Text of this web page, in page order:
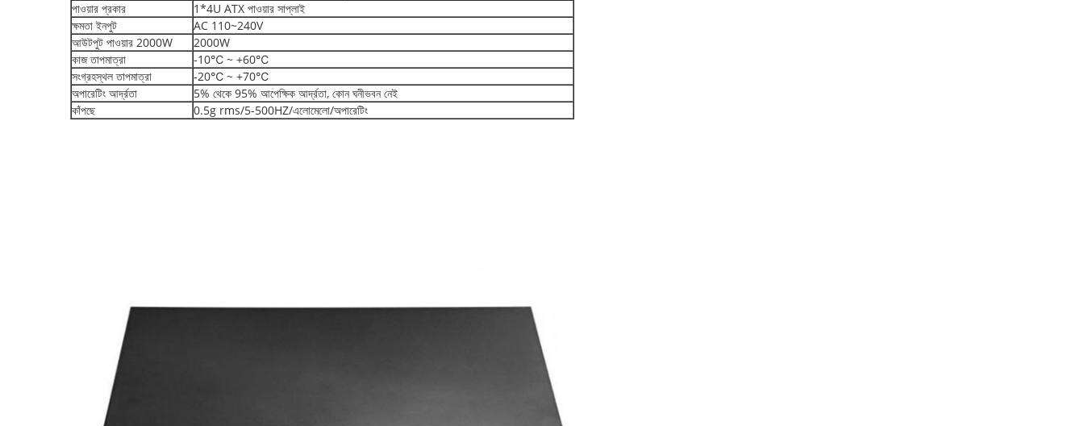
পাওয়ার প্রকার
1*4U ATX পাওয়ার সাপ্লাই
ক্ষমতা ইনপুট
AC 110~240V
আউটপুট পাওয়ার 2000W
2000W
কাজ তাপমাত্রা
-10℃ ~ +60℃
সংগ্রহস্থল তাপমাত্রা
-20℃ ~ +70℃
অপারেটিং আর্দ্রতা
5% থেকে 95% আপেক্ষিক আর্দ্রতা, কোন ঘনীভবন নেই
কাঁপছে
0.5g rms/5-500HZ/এলোমেলো/অপারেটিং